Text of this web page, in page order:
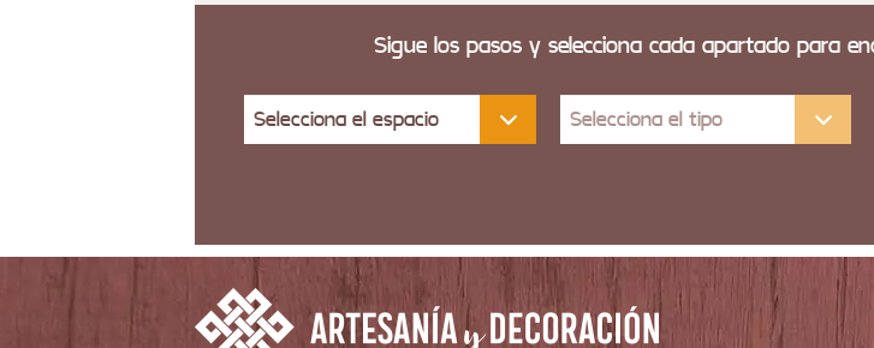
Sigue los pasos y selecciona cada apartado para
Selecciona el espacio Selecciona el tipo